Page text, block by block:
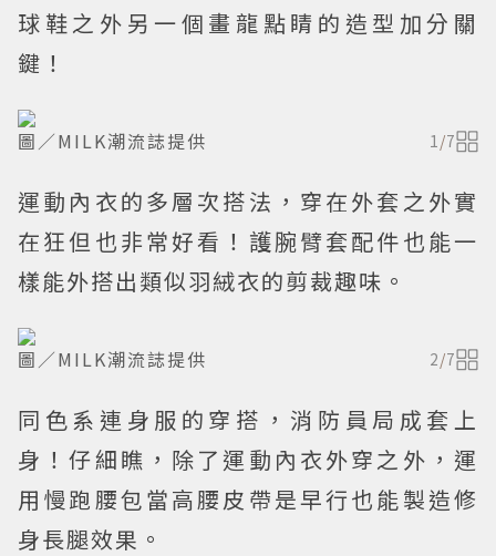
球鞋之外另一個畫龍點睛的造型加分關
鍵！
圖／MILK潮流誌提供 1/7
運動內衣的多層次搭法，穿在外套之外實
在狂但也非常好看！護腕臂套配件也能一
樣能外搭出類似羽絨衣的剪裁趣味。
圖／MILK潮流誌提供 2/7
同色系連身服的穿搭，消防員局成套上
身！仔細瞧，除了運動內衣外穿之外，運
用慢跑腰包當高腰皮帶是早行也能製造修
身長腿效果。